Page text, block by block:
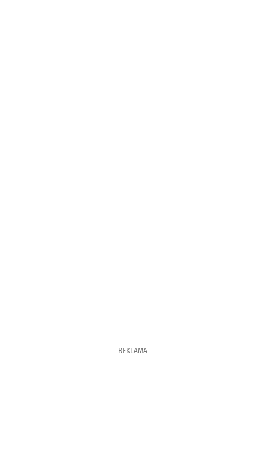
REKLAMA